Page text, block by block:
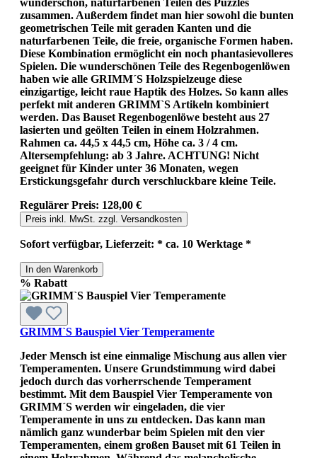
zusammen. Außerdem findet man hier sowohl die bunten
geometrischen Teile mit geraden Kanten und die
naturfarbenen Teile, die freie, organische Formen haben.
Diese Kombination ermöglicht ein noch phantasievolleres
Spielen. Die wunderschönen Teile des Regenbogenlöwen
haben wie alle GRIMM´S Holzspielzeuge diese
einzigartige, leicht raue Haptik des Holzes. So kann alles
perfekt mit anderen GRIMM`S Artikeln kombiniert
werden. Das Bauset Regenbogenlöwe besteht aus 27
lasierten und geölten Teilen in einem Holzrahmen.
Rahmen ca. 44,5 x 44,5 cm, Höhe ca. 3 / 4 cm.
Altersempfehlung: ab 3 Jahre. ACHTUNG! Nicht
geeignet für Kinder unter 36 Monaten, wegen
Erstickungsgefahr durch verschluckbare kleine Teile.
Regulärer Preis: 128,00 €
Preis inkl. MwSt. zzgl. Versandkosten
Sofort verfügbar, Lieferzeit: * ca. 10 Werktage *
In den Warenkorb
% Rabatt
GRIMM`S Bauspiel Vier Temperamente
Jeder Mensch ist eine einmalige Mischung aus allen vier
Temperamenten. Unsere Grundstimmung wird dabei
jedoch durch das vorherrschende Temperament
bestimmt. Mit dem Bauspiel Vier Temperamente von
GRIMM´S werden wir eingeladen, die vier
Temperamente in uns zu entdecken. Das kann man
nämlich ganz wunderbar beim Spielen mit den vier
Temperamenten, einem großen Bauset mit 61 Teilen in